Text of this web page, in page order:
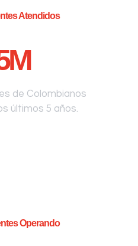
Atendidos
M
de Colombianos
últimos 5 años.
Operando